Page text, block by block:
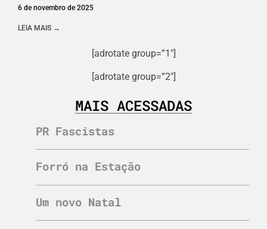
6 de novembro de 2025
LEIA MAIS →
[adrotate group=”1″]
[adrotate group=”2″]
MAIS ACESSADAS
PR Fascistas
Forró na Estação
Um novo Natal